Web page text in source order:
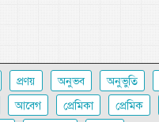
প্রণয় অনুভব অনুভুতি
আবেগ প্রেমিকা প্রেমিক